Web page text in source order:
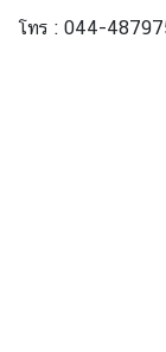
โทร : 044-